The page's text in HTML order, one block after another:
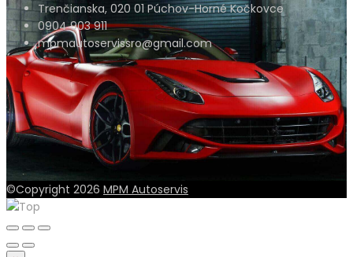
Trenčianska, 020 01 Púchov-Horné Kočkovce
0904 903 911
mpmautoservissro@gmail.com
©Copyright 2026 MPM Autoservis